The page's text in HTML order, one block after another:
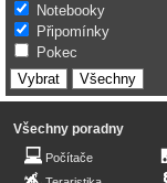
Notebooky
Připomínky
Pokec
Všechny poradny
Počítače